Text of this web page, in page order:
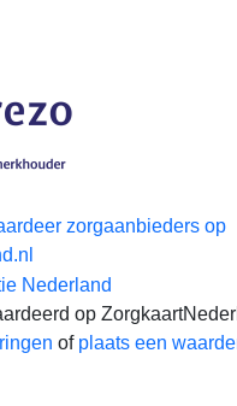
op
of plaats een